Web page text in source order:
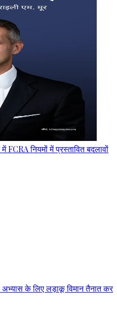
FCRA नियमों में प्रस्तावित बदलावों
अभ्यास के लिए लड़ाकू विमान तैनात कर